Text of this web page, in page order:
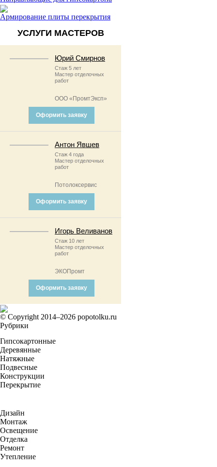
Армирование плиты перекрытия
УСЛУГИ МАСТЕРОВ
Юрий Смирнов
Стаж 5 лет
Мастер отделочных
работ
ООО «ПромтЭксп»
Оформить заявку
Антон Явшев
Стаж 4 года
Мастер отделочных
работ
Потолоксервис
Оформить заявку
Игорь Веливанов
Стаж 10 лет
Мастер отделочных
работ
ЭКОПромт
Оформить заявку
© Copyright 2014–2026 popotolku.ru
Рубрики
Гипсокартонные
Деревянные
Натяжные
Подвесные
Конструкции
Перекрытие
Дизайн
Монтаж
Освещение
Отделка
Ремонт
Утепление